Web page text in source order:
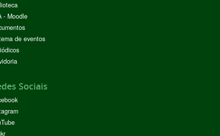
- Moodle
de eventos
Sociais